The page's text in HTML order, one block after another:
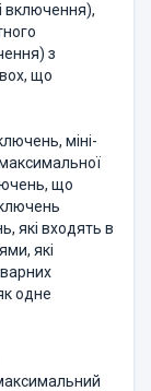
включення),
з
що
міні­
що
які входять в
які
одне